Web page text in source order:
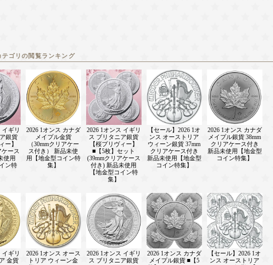
テゴリの閲覧ランキング
イギリ
銀貨
ー】
ケース
使用
ン特
2026 1オンス カナダ
メイプル金貨
（30mmクリアケー
ス付き） 新品未使
用【地金型コイン特
集】
2026 1オンス イギリ
ス ブリタニア銀貨
【桜プリヴィー】
■【5枚】セット
(39mmクリアケース
付き) 新品未使用
【地金型コイン特
集】
【セール】2026 1オ
ンス オーストリア
ウィーン銀貨 37mm
クリアケース付き
新品未使用【地金型
コイン特集】
2026 1オンス カナダ
メイプル銀貨 38mm
クリアケース付き
新品未使用【地金型
コイン特集】
イギリ
金貨
2026 1オンス オース
トリア ウィーン金
2026 1オンス イギリ
ス ブリタニア銀貨
2026 1オンス カナダ
メイプル銀貨 ■【5
【セール】2026 1オ
ンス オーストリア